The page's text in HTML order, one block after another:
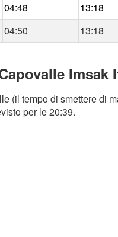
04:48 13:18
04:50 13:18
Imsak
(il tempo di smettere di
per le 20:39.